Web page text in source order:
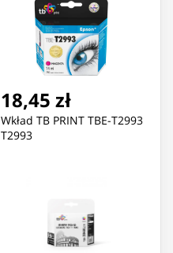
18,45 zł
Wkład TB PRINT TBE-T2993
T2993